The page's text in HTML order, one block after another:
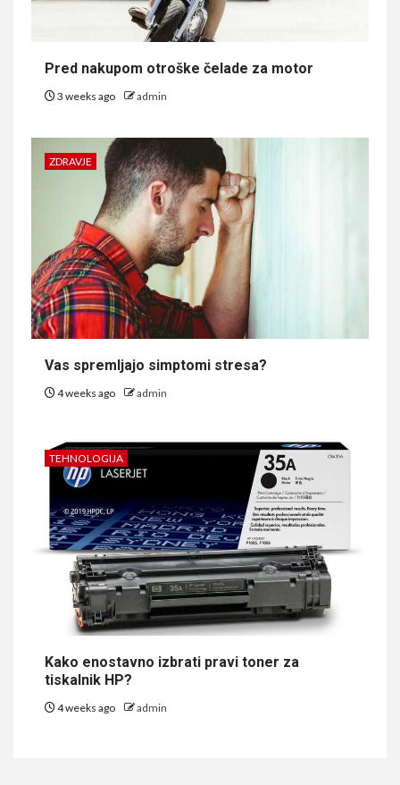
Pred nakupom otroške čelade za motor
3 weeks ago admin
ZDRAVJE
Vas spremljajo simptomi stresa?
4 weeks ago admin
TEHNOLOGIJA
Kako enostavno izbrati pravi toner za
tiskalnik HP?
4 weeks ago admin